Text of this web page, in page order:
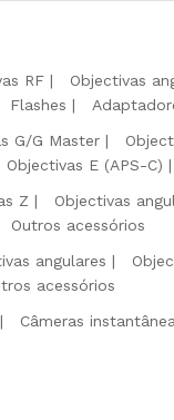
RF Objectivas
Flashes
G/G Master
Objectivas E (APS-C)
Z Objectivas
Outros acessórios
angulares
acessórios
Câmeras